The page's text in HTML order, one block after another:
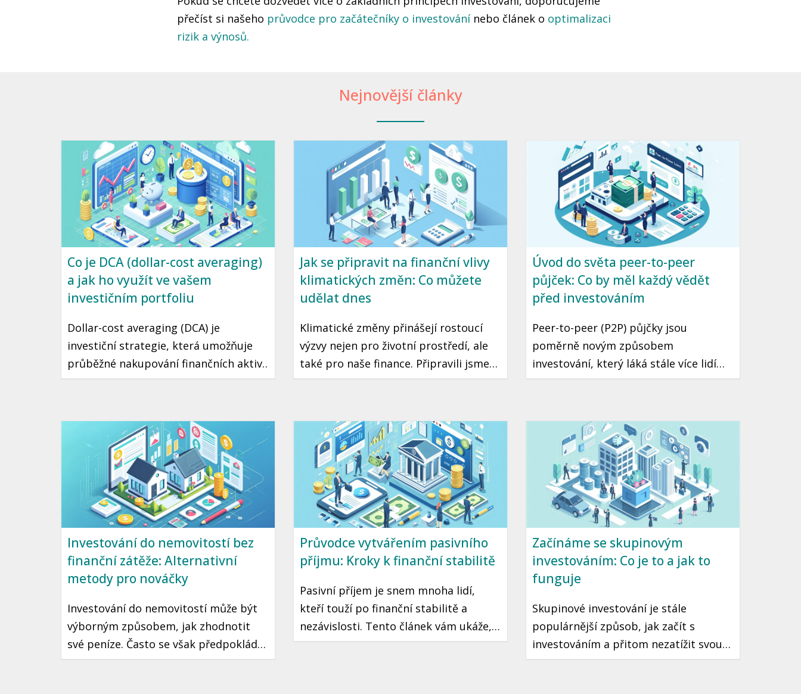
přečíst si našeho průvodce pro začátečníky o investovánínebo článek o optimalizaci
rizik a výnosů.
Nejnovější články
Co je DCA (dollar-cost averaging)
a jak ho využít ve vašem
investičním portfoliu
Dollar-cost averaging (DCA) je
investiční strategie, která umožňuje
průběžné nakupování finančních aktiv
v fixním množství bez ohledu na
načasování a přehřátí trhu. Tento
článek vás seznámí s tím, jak DCA
funguje a jak ho využít ve vaší vlastní
investiční strategii.
Jak se připravit na finanční vlivy
klimatických změn: Co můžete
udělat dnes
Klimatické změny přinášejí rostoucí
výzvy nejen pro životní prostředí, ale
také pro naše finance. Připravili jsme
pro vás užitečné tipy, jak se vypořádat
na český kontext a konkrétní kroky,
které můžete podniknout už dnes.
Úvod do světa peer-to-peer
půjček: Co by měl každý vědět
před investováním
Peer-to-peer (P2P) půjčky jsou
poměrně novým způsobem
investování, který láká stále více lidí
svou jednoduchostí a potenciálně
pochopit základy. Tento článek vás
provede hlavními aspekty P2P půjček v
českém kontextu, aby vaše první kroky
v tomto světě byly bezpečné a
úspěšné.
Investování do nemovitostí bez
finanční zátěže: Alternativní
metody pro nováčky
Investování do nemovitostí může být
výborným způsobem, jak zhodnotit
své peníze. Často se však předpokládá,
že je potřeba mít značný kapitál na
Průvodce vytvářením pasivního
příjmu: Kroky k finanční stabilitě
Pasivní příjem je snem mnoha lidí,
kteří touží po finanční stabilitě a
nezávislosti. Tento článek vám ukáže,
jak můžete v České republice začít
Začínáme se skupinovým
investováním: Co je to a jak to
funguje
Skupinové investování je stále
populárnější způsob, jak začít s
investováním a přitom nezatížit svou
peněženku. Takový typ investování